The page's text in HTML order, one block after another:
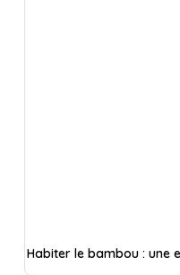
Habiter le bambou : une